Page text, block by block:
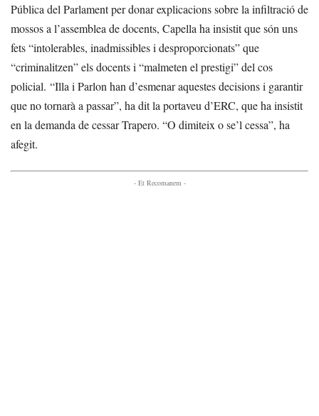
Pública del Parlament per donar explicacions sobre la infiltració de
mossos a l’assemblea de docents, Capella ha insistit que són uns
fets “intolerables, inadmissibles i desproporcionats” que
“criminalitzen” els docents i “malmeten el prestigi” del cos
policial. “Illa i Parlon han d’esmenar aquestes decisions i garantir
que no tornarà a passar”, ha dit la portaveu d’ERC, que ha insistit
en la demanda de cessar Trapero. “O dimiteix o se’l cessa”, ha
afegit.
- Et Recomanem -